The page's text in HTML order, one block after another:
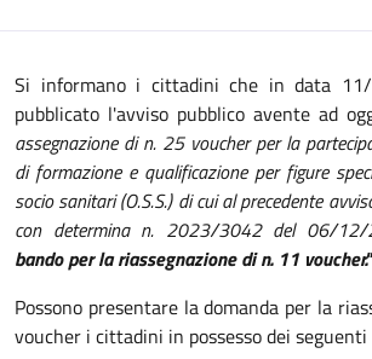
Si informano i cittadini che in data
pubblicato l'avviso pubblico avente ad
assegnazione di n. 25 voucher per la
di formazione e qualificazione per figure
socio sanitari (O.S.S.) di cui al precedente
con determina n. 2023/3042 del 06/
bando per la riassegnazione di n. 11 voucher."
Possono presentare la domanda per la
voucher i cittadini in possesso dei